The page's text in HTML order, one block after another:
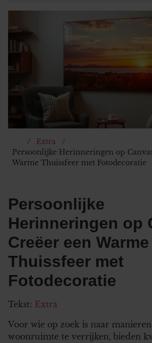
Extra
Persoonlijke Herinneringen op
Warme Thuissfeer met Fotodecoratie
Persoonlijke
Herinneringen op
Creëer een Warme
Thuissfeer met
Fotodecoratie
Tekst: Extra
Voor wie op zoek is naar
woonruimte te verrijken, bieden